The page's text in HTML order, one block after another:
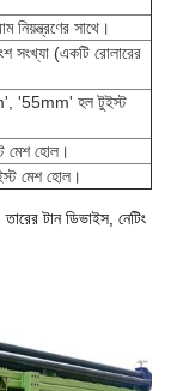
নিয়ন্ত্রণের সাথে।
সংখ্যা (একটি রোলারের
'55mm' হল টুইস্ট
মেশ হোল।
মেশ হোল।
টান ডিভাইস, নেটিং